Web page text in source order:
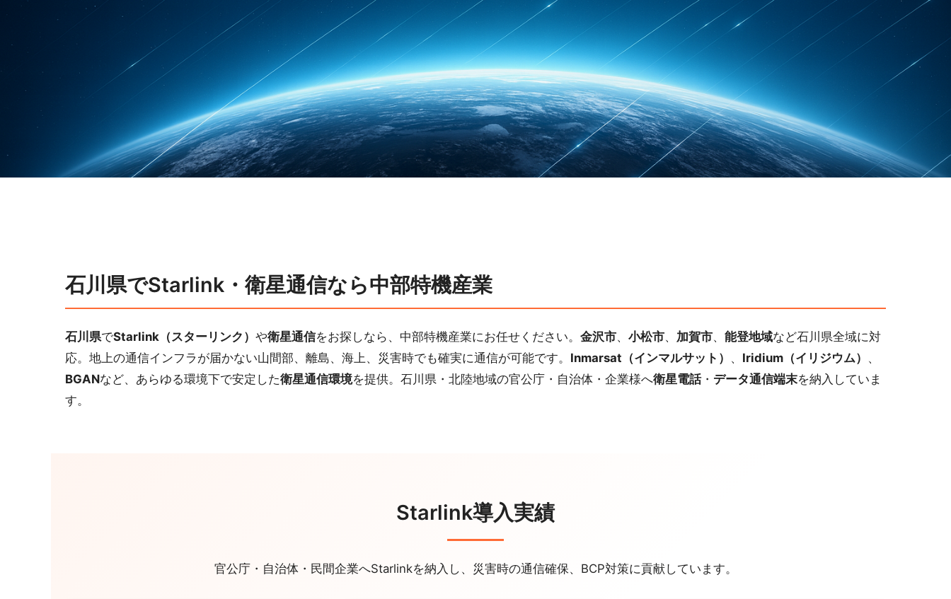
石川県でStarlink・衛星通信なら中部特機産業
石川県でStarlink（スターリンク） や衛星通信をお探しなら、中部特機産業にお任せください。 金沢市、 小松市、 加賀市、 能登地域など石川県全域に対
応。地上の通信インフラが届かない山間部、離島、海上、災害時でも確実に通信が可能です。 Inmarsat（インマルサット） 、 Iridium（イリジウム） 、
BGANなど、あらゆる環境下で安定した衛星通信環境を提供。石川県・北陸地域の官公庁・自治体・企業様へ衛星電話・ データ通信端末を納入していま
す。
Starlink導入実績
官公庁・自治体・民間企業へStarlinkを納入し、災害時の通信確保、BCP対策に貢献しています。